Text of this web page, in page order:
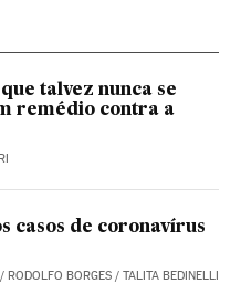
talvez nunca se
remédio contra a
casos de coronavírus
/ RODOLFO BORGES / TALITA BEDINELLI